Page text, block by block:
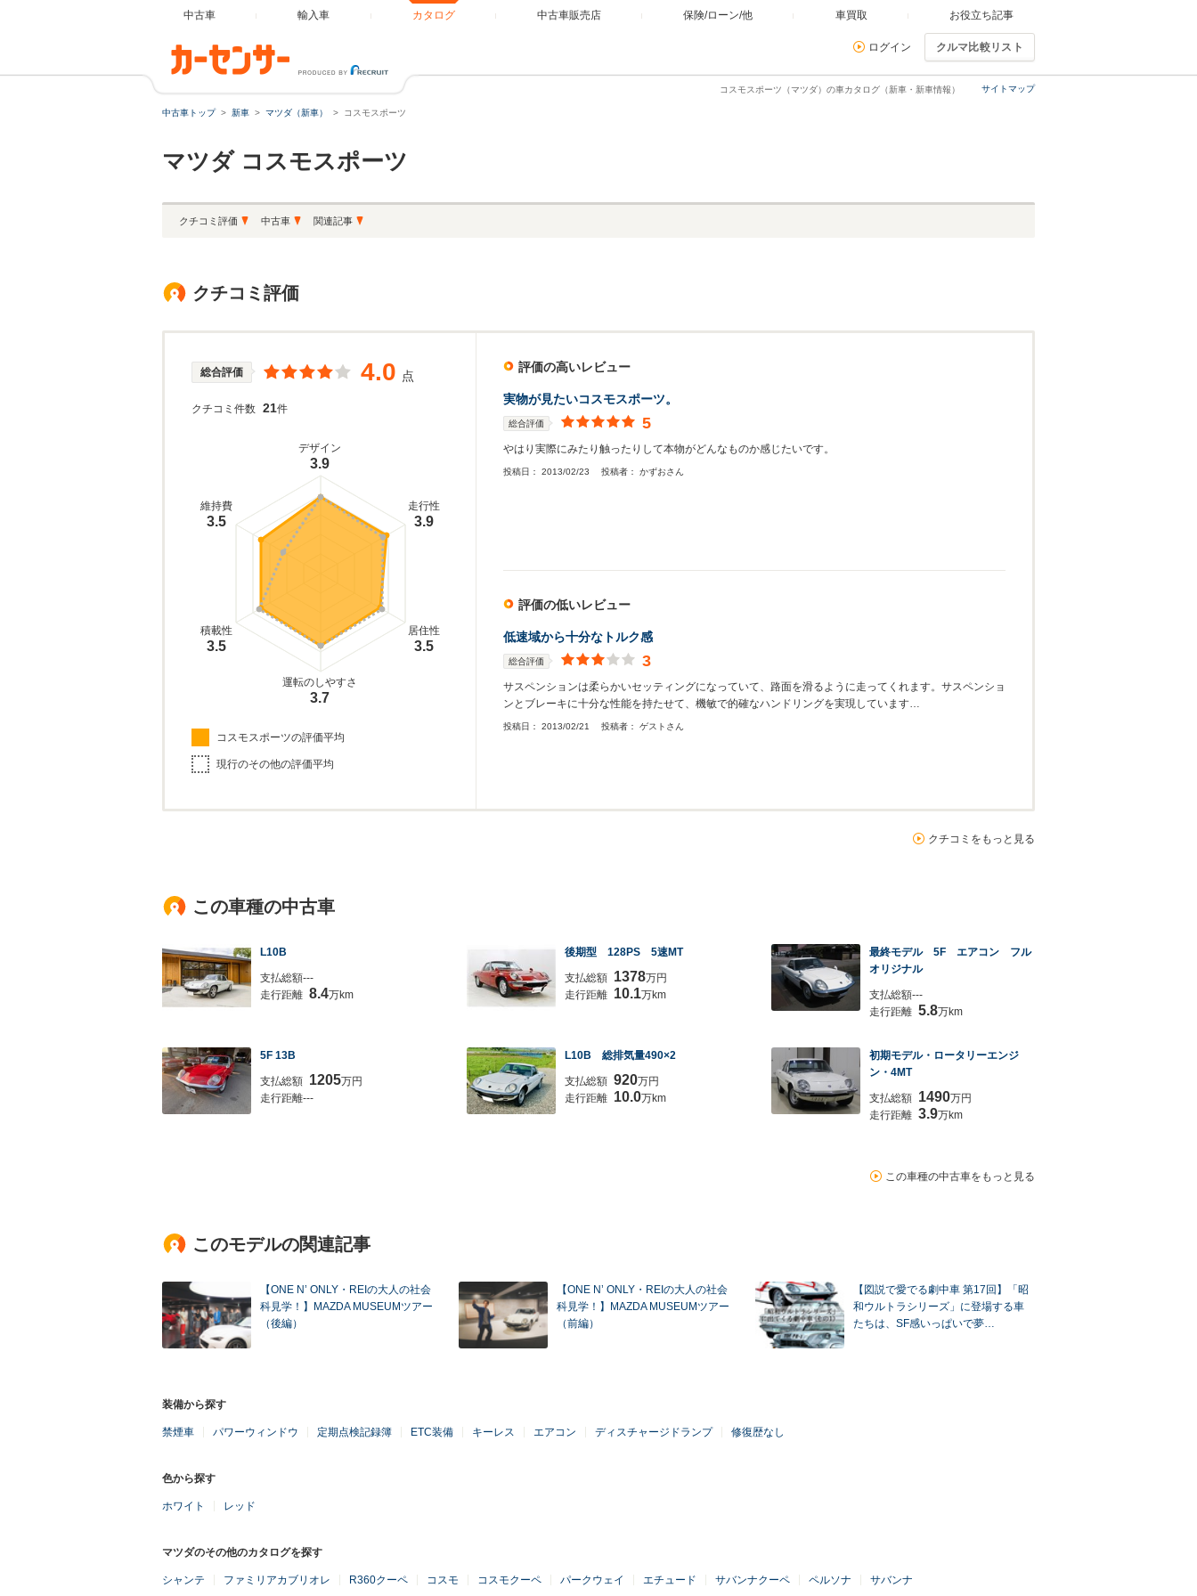
中古車 輸入車 カタログ 中古車販売店 保険/ローン/他 車買取 お役立ち記事
ログイン クルマ比較リスト
サイトマップ
コスモスポーツ（マツダ）の車カタログ（新車・新車情報）
中古車トップ 新車 マツダ（新車） コスモスポーツ
マツダ コスモスポーツ
クチコミ評価 中古車 関連記事
クチコミ評価
総合評価 4.0 点
クチコミ件数 21件
デザイン
3.9
走行性
3.9
居住性
3.5
運転のしやすさ
3.7
積載性
3.5
維持費
3.5
コスモスポーツの評価平均
現行のその他の評価平均
評価の高いレビュー
実物が見たいコスモスポーツ。
総合評価 5
やはり実際にみたり触ったりして本物がどんなものか感じたいです。
投稿日： 2013/02/23 投稿者： かずおさん
評価の低いレビュー
低速域から十分なトルク感
総合評価 3
サスペンションは柔らかいセッティングになっていて、路面を滑るように走ってくれます。サスペンショ
ンとブレーキに十分な性能を持たせて、機敏で的確なハンドリングを実現しています…
投稿日： 2013/02/21 投稿者： ゲストさん
クチコミをもっと見る
この車種の中古車
L10B
支払総額---
走行距離 8.4万km
後期型 128PS 5速MT
支払総額 1378万円
走行距離 10.1万km
最終モデル 5F エアコン フル
オリジナル
支払総額---
走行距離 5.8万km
5F 13B
支払総額 1205万円
走行距離---
L10B 総排気量490×2
支払総額 920万円
走行距離 10.0万km
初期モデル・ロータリーエンジ
ン・4MT
支払総額 1490万円
走行距離 3.9万km
この車種の中古車をもっと見る
このモデルの関連記事
【ONE N’ ONLY・REIの大人の社会
科見学！】MAZDA MUSEUMツアー
（後編）
【ONE N’ ONLY・REIの大人の社会
科見学！】MAZDA MUSEUMツアー
（前編）
【図説で愛でる劇中車 第17回】「昭
和ウルトラシリーズ」に登場する車
たちは、SF感いっぱいで夢…
装備から探す
禁煙車 パワーウィンドウ 定期点検記録簿 ETC装備 キーレス エアコン ディスチャージドランプ 修復歴なし
色から探す
ホワイト レッド
マツダのその他のカタログを探す
シャンテ ファミリアカブリオレ R360クーペ コスモ コスモクーペ パークウェイ エチュード サバンナクーペ ペルソナ サバンナ